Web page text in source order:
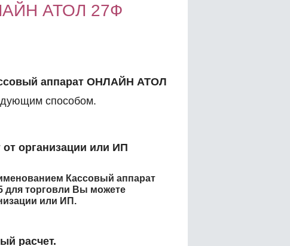
АТОЛ 27Ф
аппарат ОНЛАЙН АТОЛ
способом.
организации или ИП
Кассовый аппарат
торговли Вы можете
или ИП.
расчет.